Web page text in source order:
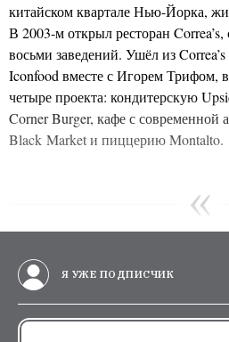
китайском квартале Нью-Йорка,
В 2003-м открыл ресторан
восьми заведений. Ушёл из
Iconfood вместе с Игорем Трифом,
четыре проекта: кондитерскую
Corner Burger, кафе с современной
Black Market и пиццерию Montalto.
Я УЖЕ ПОДПИСЧИК